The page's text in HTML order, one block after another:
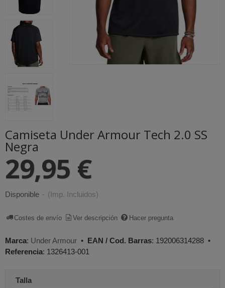
Camiseta Under Armour Tech 2.0 SS
Negra
29,95 €
Disponible - (Imp. Incluidos)
Costes de envío Ver descripción Hacer pregunta
Marca: Under Armour • EAN / Cod. Barras: 192006314288 •
Referencia: 1326413-001
Talla